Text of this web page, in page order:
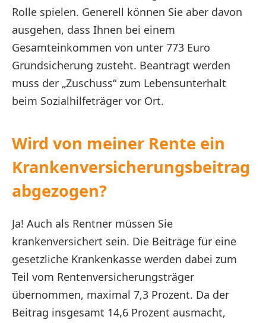
Rolle spielen. Generell können Sie aber davon
ausgehen, dass Ihnen bei einem
Gesamteinkommen von unter 773 Euro
Grundsicherung zusteht. Beantragt werden
muss der „Zuschuss“ zum Lebensunterhalt
beim Sozialhilfeträger vor Ort.
Wird von meiner Rente ein
Krankenversicherungsbeitrag
abgezogen?
Ja! Auch als Rentner müssen Sie
krankenversichert sein. Die Beiträge für eine
gesetzliche Krankenkasse werden dabei zum
Teil vom Rentenversicherungsträger
übernommen, maximal 7,3 Prozent. Da der
Beitrag insgesamt 14,6 Prozent ausmacht,